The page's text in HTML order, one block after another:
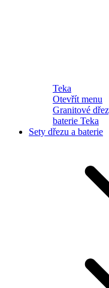
Teka
Otevřít menu
Granitové
baterie Teka
Sety dřezu a baterie